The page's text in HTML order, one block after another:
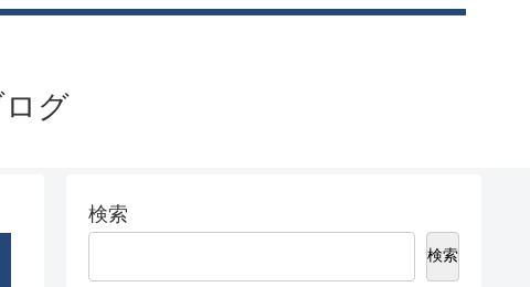
ログ
検索
検索